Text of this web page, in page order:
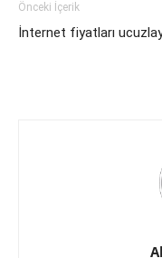
Önceki İçerik
İnternet fiyatları